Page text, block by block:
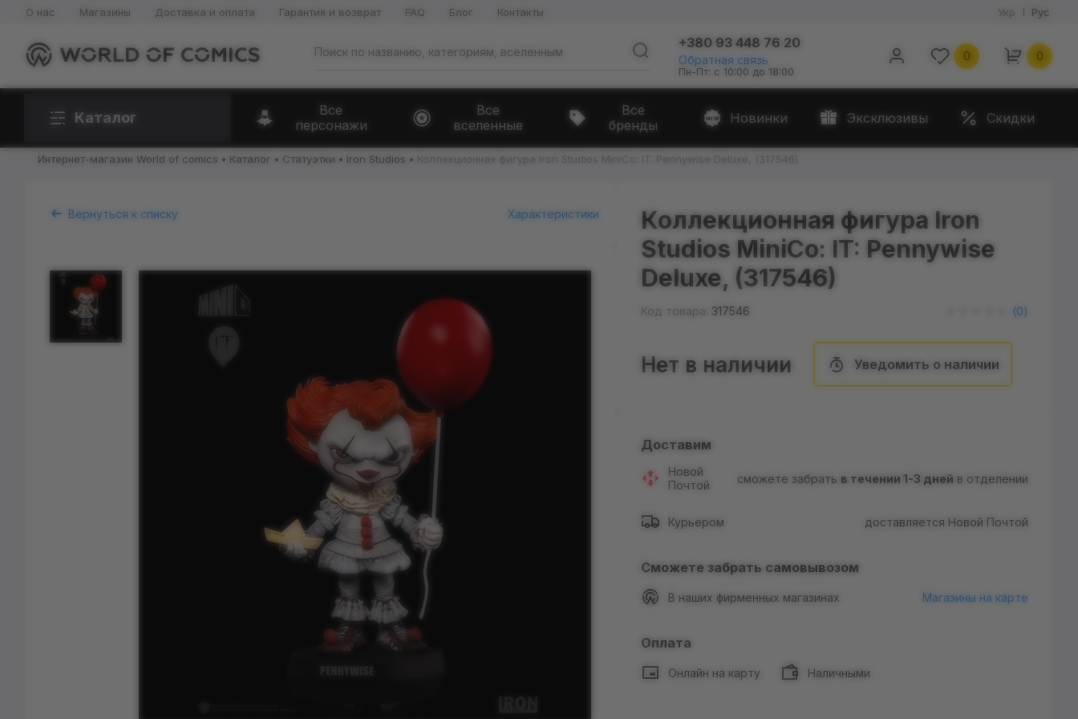
О нас Магазины Доставка и оплата Гарантия и возврат FAQ Блог Контакты Укр Рус
+380 93 448 76 20
Обратная связь
Пн-Пт: с 10:00 до 18:00
0 0
Каталог
Все
персонажи
Все
вселенные
Все
бренды
Новинки Эксклюзивы Скидки
Интернет-магазин World of comics Каталог Статуэтки Iron Studios Коллекционная фигура Iron Studios MiniCo: IT: Pennywise Deluxe, (317546)
Вернуться к списку Характеристики
Коллекционная фигура Iron
Studios MiniCo: IT: Pennywise
Deluxe, (317546)
Код товара: 317546 (0)
Нет в наличии Уведомить о наличии
Доставим
Новой
Почтой
сможете забрать в течении 1-3 дней в отделении
Курьером доставляется Новой Почтой
Сможете забрать самовывозом
В наших фирменных магазинах Магазины на карте
Оплата
Онлайн на карту Наличными